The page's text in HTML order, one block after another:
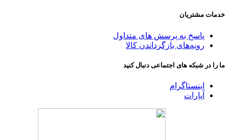
خدمات مشتریان
پاسخ به پرسش های متداول
رویه‌های بازگرداندن کالا
ما را در شبکه های اجتماعی دنبال کنید
اینستاگرام
آپارات